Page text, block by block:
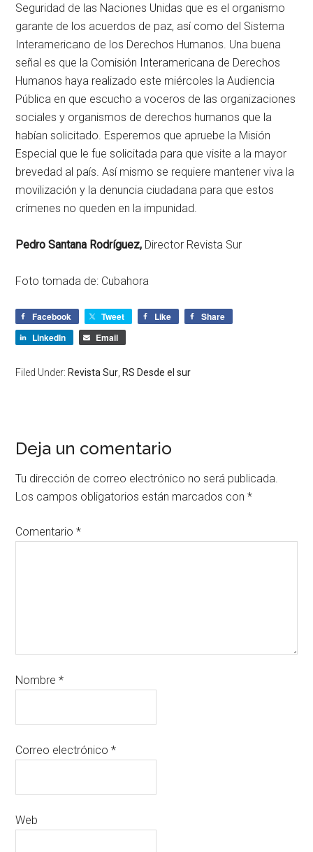
Seguridad de las Naciones Unidas que es el organismo
garante de los acuerdos de paz, así como del Sistema
Interamericano de los Derechos Humanos. Una buena
señal es que la Comisión Interamericana de Derechos
Humanos haya realizado este miércoles la Audiencia
Pública en que escucho a voceros de las organizaciones
sociales y organismos de derechos humanos que la
habían solicitado. Esperemos que apruebe la Misión
Especial que le fue solicitada para que visite a la mayor
brevedad al país. Así mismo se requiere mantener viva la
movilización y la denuncia ciudadana para que estos
crímenes no queden en la impunidad.
Pedro Santana Rodríguez, Director Revista Sur
Foto tomada de: Cubahora
Facebook Tweet Like
Share
LinkedIn
Email
Filed Under: Revista Sur, RS Desde el sur
Deja un comentario
Tu dirección de correo electrónico no será publicada.
Los campos obligatorios están marcados con*
Comentario*
Nombre*
Correo electrónico*
Web